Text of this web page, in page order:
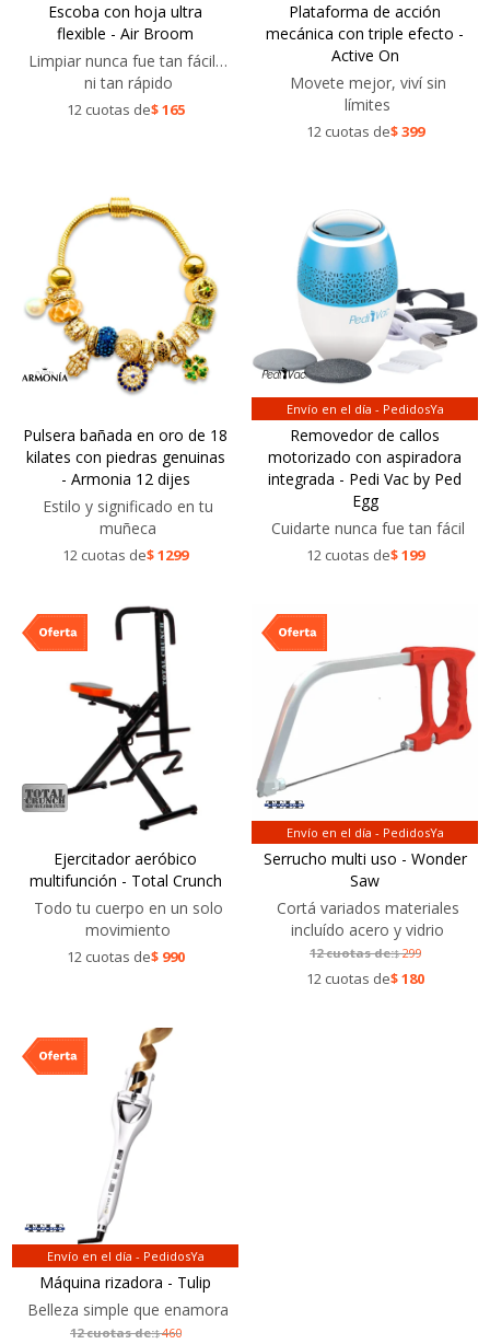
Escoba con hoja ultra
flexible - Air Broom
Limpiar nunca fue tan fácil…
ni tan rápido
12 cuotas de$165
Plataforma de acción
mecánica con triple efecto -
Active On
Movete mejor, viví sin
límites
12 cuotas de$399
Pulsera bañada en oro de 18
kilates con piedras genuinas
- Armonia 12 dijes
Estilo y significado en tu
muñeca
12 cuotas de$1299
Envío en el día - PedidosYa
Removedor de callos
motorizado con aspiradora
integrada - Pedi Vac by Ped
Egg
Cuidarte nunca fue tan fácil
12 cuotas de$199
Ejercitador aeróbico
multifunción - Total Crunch
Todo tu cuerpo en un solo
movimiento
12 cuotas de$ 990
Envío en el día - PedidosYa
Serrucho multi uso - Wonder
Saw
Cortá variados materiales
incluído acero y vidrio
12 cuotas de:$299
12 cuotas de$180
Envío en el día - PedidosYa
Máquina rizadora - Tulip
Belleza simple que enamora
12 cuotas de:$460